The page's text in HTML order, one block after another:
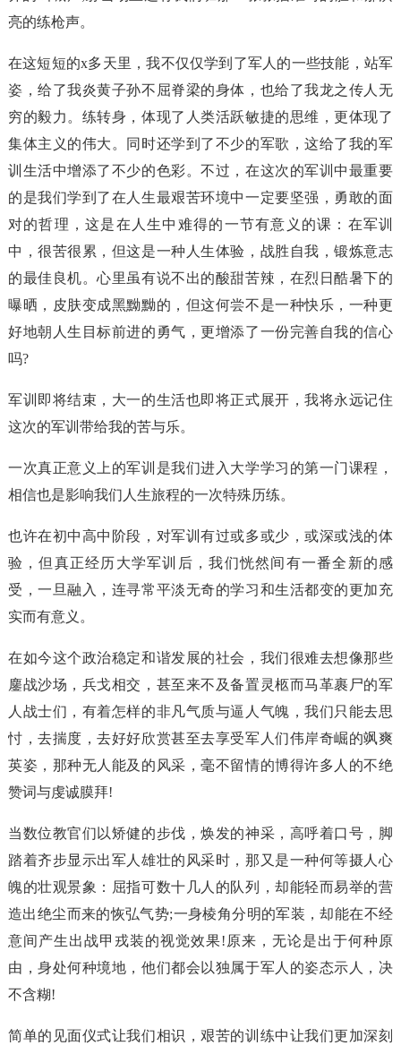
亮的练枪声。
在这短短的x多天里，我不仅仅学到了军人的一些技能，站军
姿，给了我炎黄子孙不屈脊梁的身体，也给了我龙之传人无
穷的毅力。练转身，体现了人类活跃敏捷的思维，更体现了
集体主义的伟大。同时还学到了不少的军歌，这给了我的军
训生活中增添了不少的色彩。不过，在这次的军训中最重要
的是我们学到了在人生最艰苦环境中一定要坚强，勇敢的面
对的哲理，这是在人生中难得的一节有意义的课：在军训
中，很苦很累，但这是一种人生体验，战胜自我，锻炼意志
的最佳良机。心里虽有说不出的酸甜苦辣，在烈日酷暑下的
曝晒，皮肤变成黑黝黝的，但这何尝不是一种快乐，一种更
好地朝人生目标前进的勇气，更增添了一份完善自我的信心
吗?
军训即将结束，大一的生活也即将正式展开，我将永远记住
这次的军训带给我的苦与乐。
一次真正意义上的军训是我们进入大学学习的第一门课程，
相信也是影响我们人生旅程的一次特殊历练。
也许在初中高中阶段，对军训有过或多或少，或深或浅的体
验，但真正经历大学军训后，我们恍然间有一番全新的感
受，一旦融入，连寻常平淡无奇的学习和生活都变的更加充
实而有意义。
在如今这个政治稳定和谐发展的社会，我们很难去想像那些
鏖战沙场，兵戈相交，甚至来不及备置灵柩而马革裹尸的军
人战士们，有着怎样的非凡气质与逼人气魄，我们只能去思
忖，去揣度，去好好欣赏甚至去享受军人们伟岸奇崛的飒爽
英姿，那种无人能及的风采，毫不留情的博得许多人的不绝
赞词与虔诚膜拜!
当数位教官们以矫健的步伐，焕发的神采，高呼着口号，脚
踏着齐步显示出军人雄壮的风采时，那又是一种何等摄人心
魄的壮观景象：屈指可数十几人的队列，却能轻而易举的营
造出绝尘而来的恢弘气势;一身棱角分明的军装，却能在不经
意间产生出战甲戎装的视觉效果!原来，无论是出于何种原
由，身处何种境地，他们都会以独属于军人的姿态示人，决
不含糊!
简单的见面仪式让我们相识，艰苦的训练中让我们更加深刻